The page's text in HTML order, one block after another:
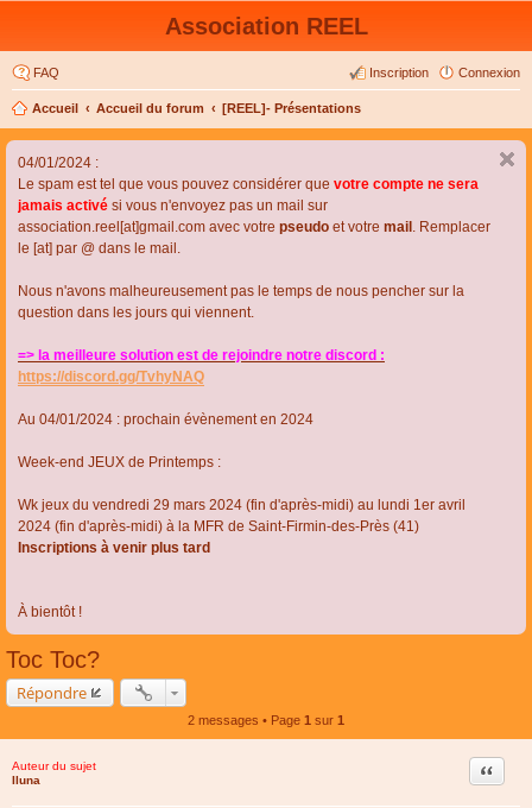
Association REEL
FAQ Connexion
Inscription
Accueil Accueil du forum [REEL]- Présentations
04/01/2024 :
Le spam est tel que vous pouvez considérer que votre compte ne sera
jamais activé si vous n'envoyez pas un mail sur
association.reel[at]gmail.com avec votre pseudo et votre mail . Remplacer
le [at] par @ dans le mail.
Nous n'avons malheureusement pas le temps de nous pencher sur la
question dans les jours qui viennent.
=> la meilleure solution est de rejoindre notre discord :
https://discord.gg/TvhyNAQ
Au 04/01/2024 : prochain évènement en 2024
Week-end JEUX de Printemps :
Wk jeux du vendredi 29 mars 2024 (fin d'après-midi) au lundi 1er avril
2024 (fin d'après-midi) à la MFR de Saint-Firmin-des-Près (41)
Inscriptions à venir plus tard
À bientôt !
Toc Toc?
Répondre
2 messages • Page 1 sur 1
Auteur du sujet
Iluna
Citer